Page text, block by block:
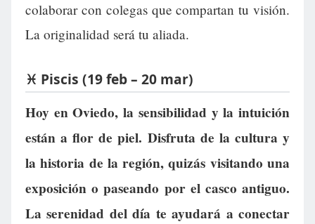
colaborar con colegas que compartan tu visión.
La originalidad será tu aliada.
♓ Piscis (19 feb – 20 mar)
Hoy en Oviedo, la sensibilidad y la intuición
están a flor de piel. Disfruta de la cultura y
la historia de la región, quizás visitando una
exposición o paseando por el casco antiguo.
La serenidad del día te ayudará a conectar